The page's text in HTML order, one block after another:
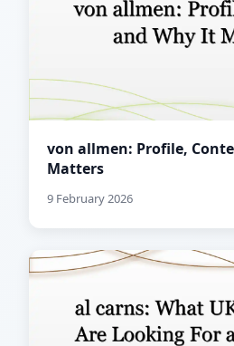
von allmen: Profile,
Matters
9 February 2026